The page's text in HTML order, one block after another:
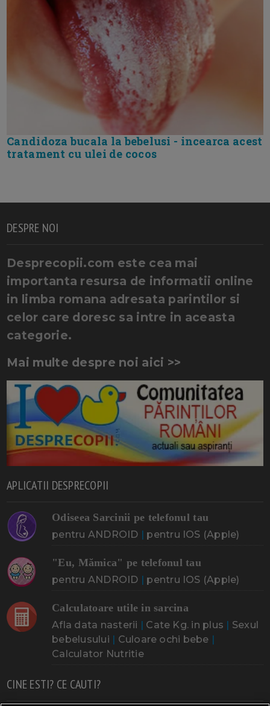
Candidoza bucala la bebelusi - incearca acest
tratament cu ulei de cocos
DESPRE NOI
Desprecopii.com este cea mai
importanta resursa de informatii online
in limba romana adresata parintilor si
celor care doresc sa intre in aceasta
categorie.
Mai multe despre noi aici >>
APLICATII DESPRECOPII
Odiseea Sarcinii pe telefonul tau
pentru ANDROID | pentru IOS (Apple)
"Eu, Mămica" pe telefonul tau
pentru ANDROID | pentru IOS (Apple)
Calculatoare utile in sarcina
Afla data nasterii | Cate Kg. in plus | Sexul
bebelusului | Culoare ochi bebe |
Calculator Nutritie
CINE ESTI? CE CAUTI?